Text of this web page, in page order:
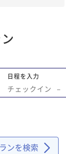
な感じでした。説
無料らしいのだ
、時間コントロー
内でもガチャガチ
付の方に、まだ
したところ、どこ
子で他のスタッフ
日程を入力
チェックイン −
ンを検索